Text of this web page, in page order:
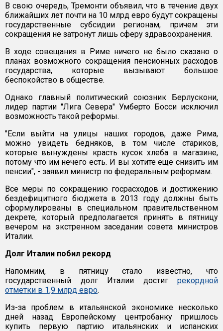
В свою очередь, Тремонти объявил, что в течение двух
ближайших лет почти на 10 млрд евро будут сокращены
государственные субсидии регионам, причем эти
сокращения не затронут лишь сферу здравоохранения.
В ходе совещания в Риме ничего не было сказано о
планах возможного сокращения пенсионных расходов
государства, которые вызывают большое
беспокойство в обществе.
Однако главный политический союзник Берлускони,
лидер партии "Лига Севера" Умберто Босси исключил
возможность такой реформы.
"Если выйти на улицы наших городов, даже Рима,
можно увидеть бедняков, в том числе стариков,
которые вынуждены красть кусок хлеба в магазине,
потому что им нечего есть. И вы хотите еще снизить им
пенсии", - заявил министр по федеральным реформам.
Все меры по сокращению госрасходов и достижению
бездефицитного бюджета в 2013 году должны быть
сформулированы в специальном правительственном
декрете, который предполагается принять в пятницу
вечером на экстренном заседании совета министров
Италии.
Долг Италии побил рекорд
Напомним, в пятницу стало известно, что
государственный долг Италии достиг рекордной
отметки в 1,9 млрд евро.
Из-за проблем в итальянской экономике несколько
дней назад Европейскому центробанку пришлось
купить первую партию итальянских и испанских